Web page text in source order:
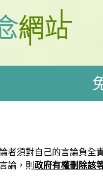
者須對自己的言論負全
論，則政府有權刪除該